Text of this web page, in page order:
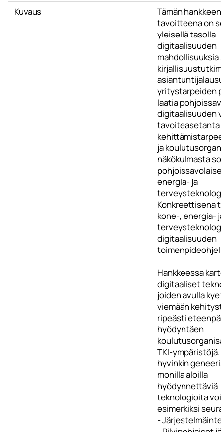
Kuvaus
Tämän hankkeen
tavoitteena on
yleisellä tasolla
digitaalisuuden
mahdollisuuksia
yritystarpeiden
laatia
digitaalisuuden
tavoiteasetanta
ja
näkökulmasta
energia- ja
Konkreettisena
kone-, energia-
digitaalisuuden
Hankkeessa
digitaaliset
joiden avulla
viemään
ripeästi
hyödyntäen
TKI-ympäristöjä.
hyvinkin
monilla aloilla
hyödynnettäviä
teknologioita
esimerkiksi
-